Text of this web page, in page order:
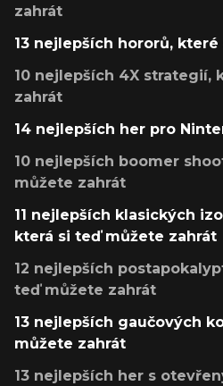
zahrát
13 nejlepších hororů,
10 nejlepších 4X strategií,
zahrát
14 nejlepších her pro
10 nejlepších boomer
můžete zahrát
11 nejlepších klasických
která si teď můžete zahrát
12 nejlepších
teď můžete zahrát
13 nejlepších gaučových
můžete zahrát
13 nejlepších her s